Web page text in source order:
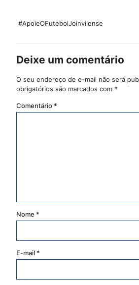
#ApoieOFutebolJoinvilense
Deixe um comentário
O seu endereço de e-mail não será
obrigatórios são marcados com *
Comentário *
Nome *
E-mail *